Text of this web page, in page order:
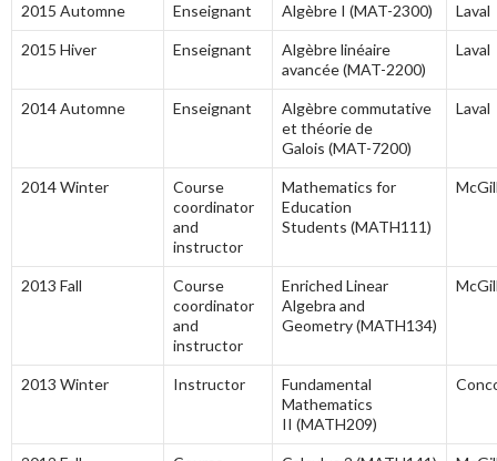
2015 Automne Enseignant Algèbre I (MAT-2300) Laval
2015 Hiver Enseignant
Algèbre linéaire
avancée (MAT-2200)
Laval
2014 Automne Enseignant
Algèbre commutative
et théorie de
Galois (MAT-7200)
Laval
2014 Winter
Course
coordinator
and
instructor
Mathematics for
Education
Students (MATH111)
2013 Fall
Course
coordinator
and
instructor
Enriched Linear
Algebra and
Geometry (MATH134)
2013 Winter Instructor
Fundamental
Mathematics
II (MATH209)